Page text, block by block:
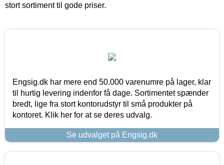
stort sortiment til gode priser.
Engsig.dk har mere end 50.000 varenumre på lager, klar
til hurtig levering indenfor få dage. Sortimentet spænder
bredt, lige fra stort kontorudstyr til små produkter på
kontoret. Klik her for at se deres udvalg.
Se udvalget på Engsig.dk